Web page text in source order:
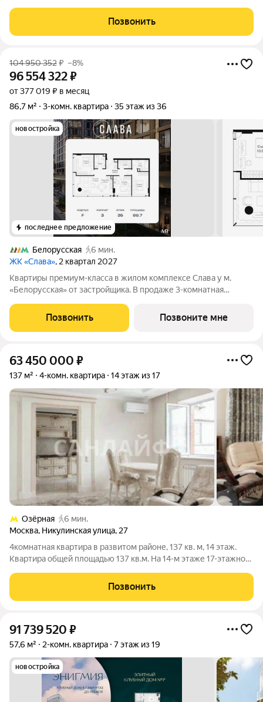
17 м в МОНОЛИТ-КИРПИЧЕ! Видовой 14 этаж. Локация:
Позвонить
104 950 352₽ –8%
96 554 322₽
от 377 019 ₽ в месяц
86,7 м²
3-комн. квартира 35 этаж из 36
новостройка
последнее предложение
Белорусская
6 мин.
ЖК «Слава», 2 квартал 2027
Квартиры премиум-класса в жилом комплексе Слава у м.
«Белорусская» от застройщика. В продаже 3-комнатная
Новый современный жилой комплекс премиум-класса Слава
расположен в той части центра,
Позвонить Позвоните мне
63 450 000 ₽
137 м² 4-комн. квартира 14 этаж из 17
Озёрная
6 мин.
Москва, Никулинская улица, 27
4комнатная квартира в развитом районе, 137 кв. м, 14 этаж.
Квартира общей площадью 137 кв.м. На 14-м этаже 17-этажного
санузла. Кухня 15 кв. м. Выполнен качественный ремонт в
классическом
Позвонить
91 739 520 ₽
57,6 м² 2-комн. квартира 7 этаж из 19
новостройка